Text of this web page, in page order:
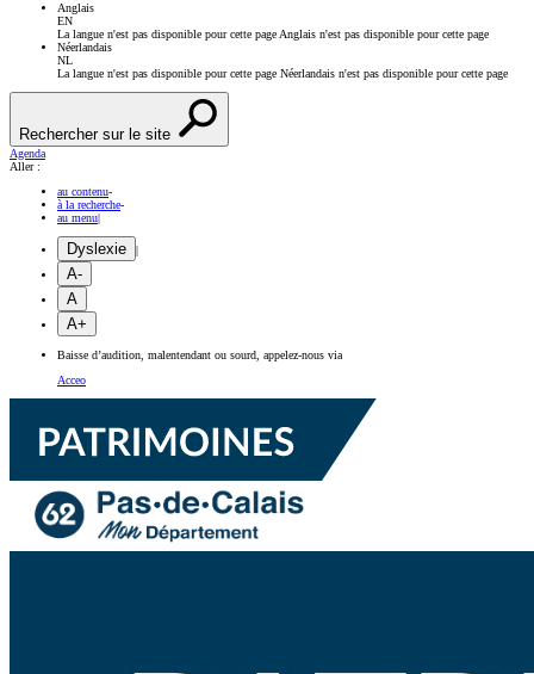
Anglais
EN
La langue n'est pas disponible pour cette page Anglais n'est pas disponible pour cette page
Néerlandais
NL
La langue n'est pas disponible pour cette page Néerlandais n'est pas disponible pour cette page
Rechercher sur le site
Agenda
Aller :
au contenu-
à la recherche-
au menu|
Dyslexie |
A-
A
A+
Baisse d’audition, malentendant ou sourd, appelez-nous via
Acceo